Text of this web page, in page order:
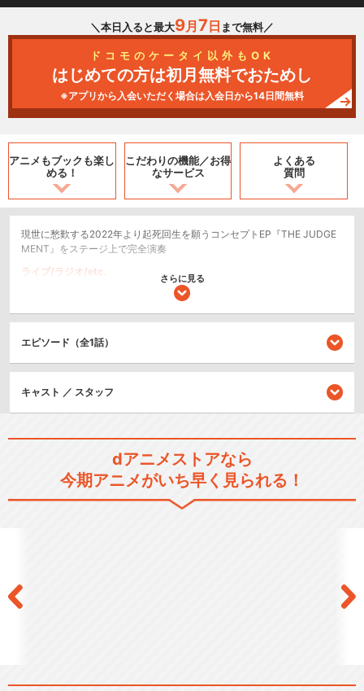
＼本日入ると最大9月 7 日 まで無料／
ドコモのケータイ以外もOK
はじめての方は初月無料でおためし
※アプリから入会いただく場合は入会日から14日間無料
アニメもブックも楽し
める！
こだわりの機能／お得
なサービス
よくある
質問
現世に愁歎する2022年より起死回生を願うコンセプトEP『THE JUDGE
MENT』をステージ上で完全演奏
ライブ/ラジオ/etc.
シリーズ／関連のアニメ作品
JAM Project LIVE 震撼. Re…
JAM Project 4th Live VI…
さらに見る
エピソード（全1話）
キャスト ／ スタッフ
dアニメストアなら
今期アニメがいち早く見られる！